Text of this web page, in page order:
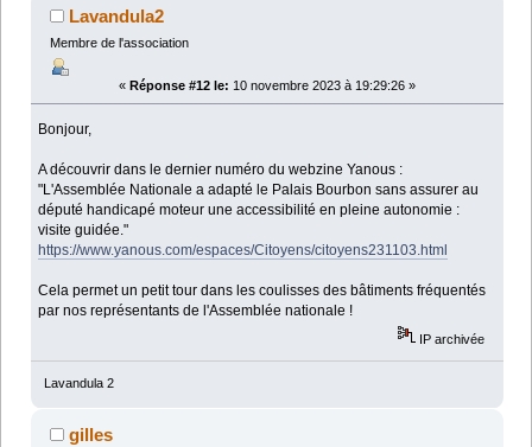
Lavandula2
Membre de l'association
« Réponse #12 le: 10 novembre 2023 à 19:29:26 »
Bonjour,
A découvrir dans le dernier numéro du webzine Yanous :
"L'Assemblée Nationale a adapté le Palais Bourbon sans assurer au
député handicapé moteur une accessibilité en pleine autonomie :
visite guidée."
https://www.yanous.com/espaces/Citoyens/citoyens231103.html
Cela permet un petit tour dans les coulisses des bâtiments fréquentés
par nos représentants de l'Assemblée nationale !
IP archivée
Lavandula 2
gilles